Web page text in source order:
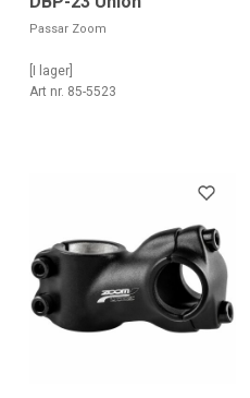
Passar Zoom
[I lager]
Art nr. 85-5523